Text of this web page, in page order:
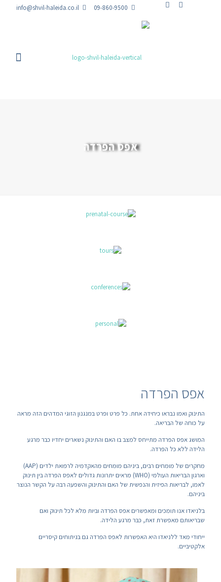
09-860-9500
info@shvil-haleida.co.il
אפס הפרדה
אפס הפרדה
התינוק ואמו נבראו כיחידה אחת. כל פרט ופרט במנגנון הזוגי המדהים הזה מראה
על כוחה של הבריאה.
המושג אפס הפרדה מתייחס למצב בו האם והתינוק נשארים יחדיו כבר מרגע
הלידה ללא כל הפרדה.
מחקרים של מומחים רבים, ביניהם מומחים מהאקדמיה לרפואת ילדים (AAP)
וארגון הבריאות העולמי (WHO) מראים יתרונות גדולים לאפס הפרדה בין תינוק
לאמו, לבריאות הפיזית והנפשית של האם והתינוק והשפעה רבה על הקשר הנוצר
ביניהם.
בלניאדו אנו תומכים ומאפשרים אפס הפרדה וביות מלא לכל תינוק ואם
שבריאותם מאפשרת זאת, כבר מרגע הלידה.
ייחודי מאד ללניאדו היא האפשרות לאפס הפרדה גם בניתוחים קיסריים
אלקטיביים.